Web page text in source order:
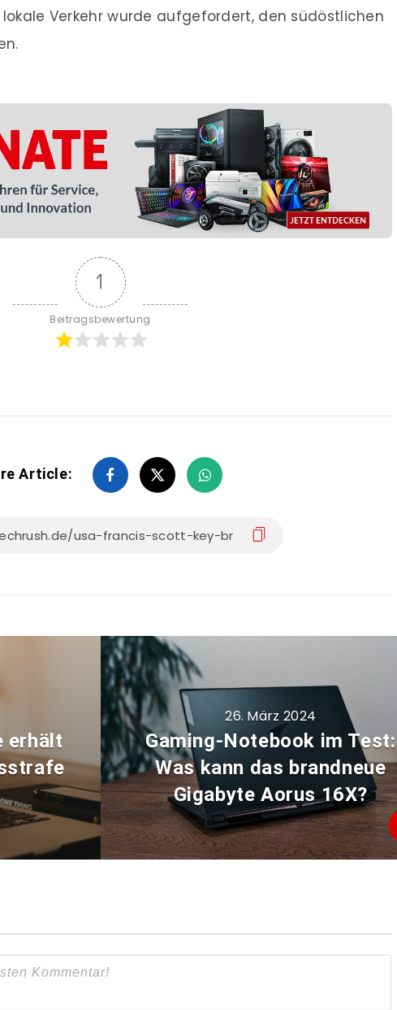
Verkehr wurde aufgefordert, den südöstlichen
1
Beitragsbewertung
Article:
erhält
26. März 2024
Gaming-Notebook im Test:
Was kann das brandneue
Gigabyte Aorus 16X?